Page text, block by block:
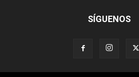
SÍGUENOS